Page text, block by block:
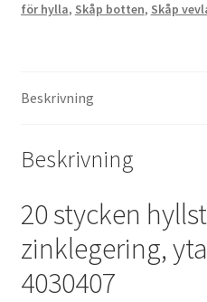
skåp,
hyllor
mycket
mer,
EMUCA
mängd
för hylla, Skåp botten, Skåp
Beskrivning
Beskrivning
20 stycken
zinklegering,
4030407